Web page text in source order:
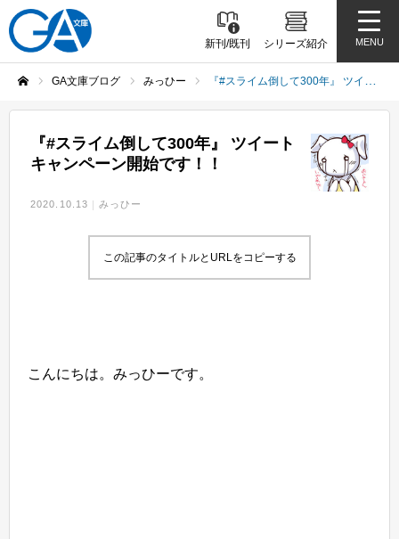
新刊/既刊 シリーズ紹介 MENU
GA文庫ブログ みっひー 『#スライム倒して300年』 ツイートキャンペーン開始です！！
『#スライム倒して300年』 ツイート
キャンペーン開始です！！
2020.10.13 みっひー
この記事のタイトルとURLをコピーする
こんにちは。 みっひーです。